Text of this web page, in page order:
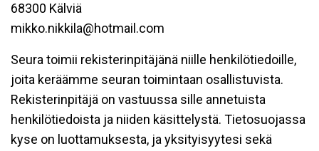
68300 Kälviä
mikko.nikkila@hotmail.com
Seura toimii rekisterinpitäjänä niille henkilötiedoille,
joita keräämme seuran toimintaan osallistuvista.
Rekisterinpitäjä on vastuussa sille annetuista
henkilötiedoista ja niiden käsittelystä. Tietosuojassa
kyse on luottamuksesta, ja yksityisyytesi sekä